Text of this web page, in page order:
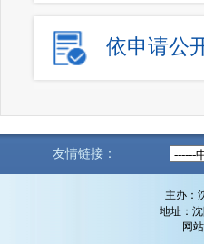
依申请公
友情链接：
主办：
地址：
网